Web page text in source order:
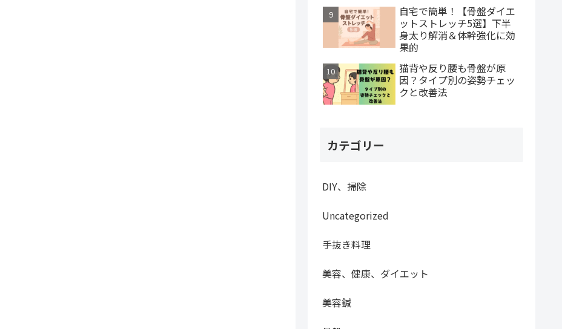
自宅で簡単！【骨盤ダイエ
ットストレッチ5選】下半
身太り解消＆体幹強化に効
果的
猫背や反り腰も骨盤が原
因？タイプ別の姿勢チェッ
クと改善法
カテゴリー
DIY、掃除
Uncategorized
手抜き料理
美容、健康、ダイエット
美容鍼